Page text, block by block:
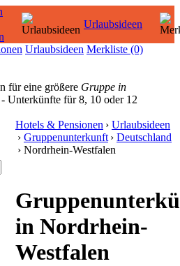
Urlaubsideen
Urlaubsideen Merkliste (0)
für eine größere Gruppe in
Unterkünfte für 8, 10 oder 12
Hotels & Pensionen › Urlaubsideen
› Gruppenunterkunft › Deutschland
› Nordrhein-Westfalen
in Nordrhein-
Westfalen